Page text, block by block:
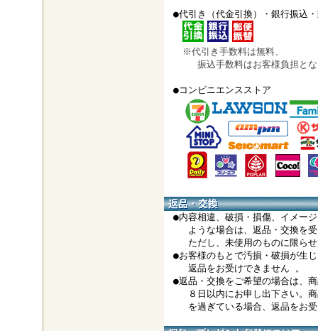
●代引き（代金引換）・銀行振込
※代引き手数料は無料、
振込手数料はお客様負担とな
●コンビニエンスストア
●内容相違、破損・損傷、イメー
ような場合は、返品・交換を受
ただし、未使用のものに限らせ
●お客様のもとで汚損・破損が生
返品をお受けできません 。
●返品・交換をご希望の場合は、
８日以内にお申し出下さい。商
を過ぎている場合、返品をお受